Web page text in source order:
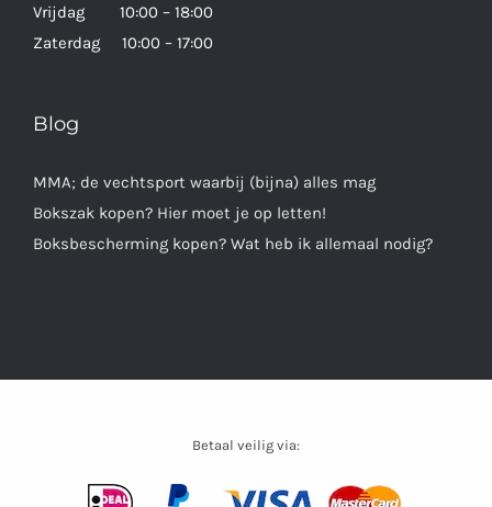
Vrijdag 10:00 – 18:00
Zaterdag 10:00 – 17:00
Blog
MMA; de vechtsport waarbij (bijna) alles mag
Bokszak kopen? Hier moet je op letten!
Boksbescherming kopen? Wat heb ik allemaal nodig?
Betaal veilig via: